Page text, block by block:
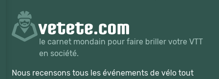
le carnet mondain pour faire briller votre VTT
en société.
Nous recensons tous les événements de vélo tout